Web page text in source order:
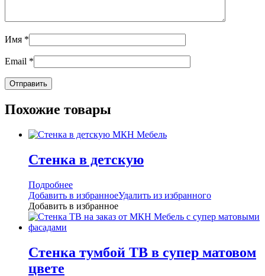
Имя *
Email *
Похожие товары
Стенка в детскую
Подробнее
Добавить в избранноеУдалить из избранного
Добавить в избранное
Стенка тумбой ТВ в супер матовом
цвете